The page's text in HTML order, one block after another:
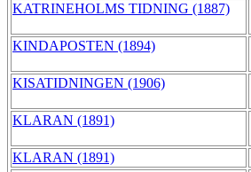
KATRINEHOLMS TIDNING (1887)
KINDAPOSTEN (1894)
KISATIDNINGEN (1906)
KLARAN (1891)
KLARAN (1891)